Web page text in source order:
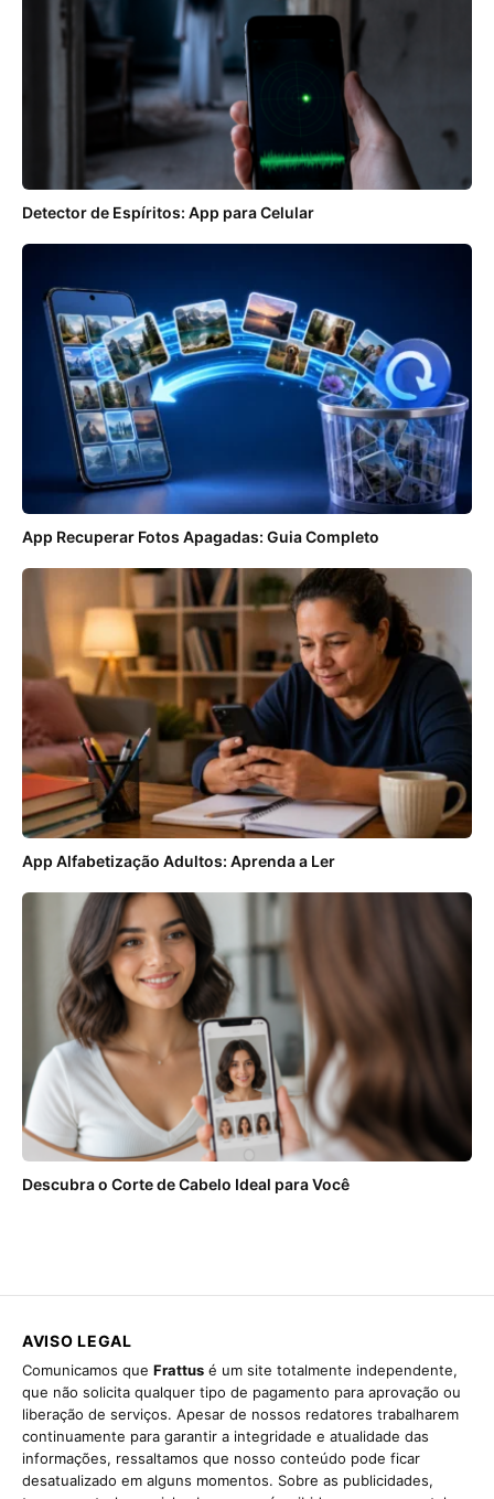
Detector de Espíritos: App para Celular
App Recuperar Fotos Apagadas: Guia Completo
App Alfabetização Adultos: Aprenda a Ler
Descubra o Corte de Cabelo Ideal para Você
AVISO LEGAL
Comunicamos que Frattus é um site totalmente independente,
que não solicita qualquer tipo de pagamento para aprovação ou
liberação de serviços. Apesar de nossos redatores trabalharem
continuamente para garantir a integridade e atualidade das
informações, ressaltamos que nosso conteúdo pode ficar
desatualizado em alguns momentos. Sobre as publicidades,